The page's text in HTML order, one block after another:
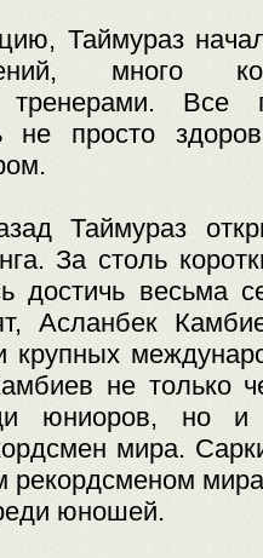
Таймураз
много
тренерами. Все
не просто
Таймураз
За столь
достичь весьма
Асланбек
крупных
не только
юниоров, но и
мира.
рекордсменом
юношей.